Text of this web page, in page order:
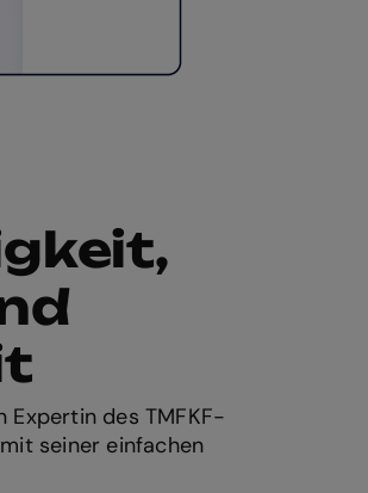
Expertin des TMFKF-
seiner einfachen